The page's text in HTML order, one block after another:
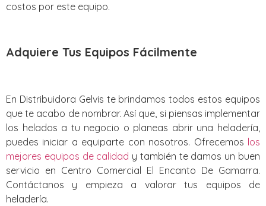
costos por este equipo.
Adquiere Tus Equipos Fácilmente
En Distribuidora Gelvis te brindamos todos estos equipos
que te acabo de nombrar. Así que, si piensas implementar
los helados a tu negocio o planeas abrir una heladería,
puedes iniciar a equiparte con nosotros. Ofrecemos los
mejores equipos de calidad y también te damos un buen
servicio en Centro Comercial El Encanto De Gamarra.
Contáctanos y empieza a valorar tus equipos de
heladería.